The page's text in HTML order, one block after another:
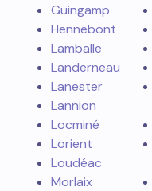
Guingamp
Hennebont
Lamballe
Landerneau
Lanester
Lannion
Locminé
Lorient
Loudéac
Morlaix